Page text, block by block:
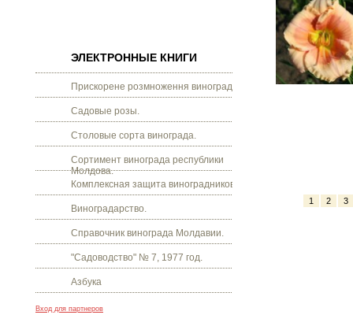
ЭЛЕКТРОННЫЕ КНИГИ
Прискорене розмноження винограду.
Садовые розы.
Столовые сорта винограда.
Сортимент винограда республики
Молдова.
Комплексная защита виноградников.
Виноградарство.
Справочник винограда Молдавии.
"Садоводство" № 7, 1977 год.
Азбука
Вход для партнеров
1 2 3